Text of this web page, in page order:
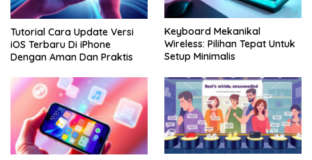
Tutorial Cara Update Versi
iOS Terbaru Di iPhone
Dengan Aman Dan Praktis
Keyboard Mekanikal
Wireless: Pilihan Tepat Untuk
Setup Minimalis